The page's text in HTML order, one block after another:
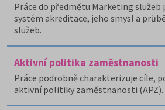
Práce do předmětu Marketing služeb
systém akreditace, jeho smysl a
služeb.
Aktivní politika zaměstnanosti
Práce podrobně charakterizuje cíle,
aktivní politiky zaměstnanosti (APZ).